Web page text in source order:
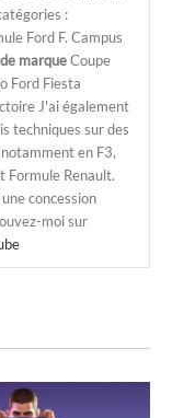
:
Ford F. Campus
marqueCoupe
Ford Fiesta
J'ai également
techniques sur des
en F3,
Formule Renault.
concession
moi sur